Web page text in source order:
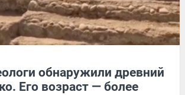
обнаружили древний
Его возраст — более